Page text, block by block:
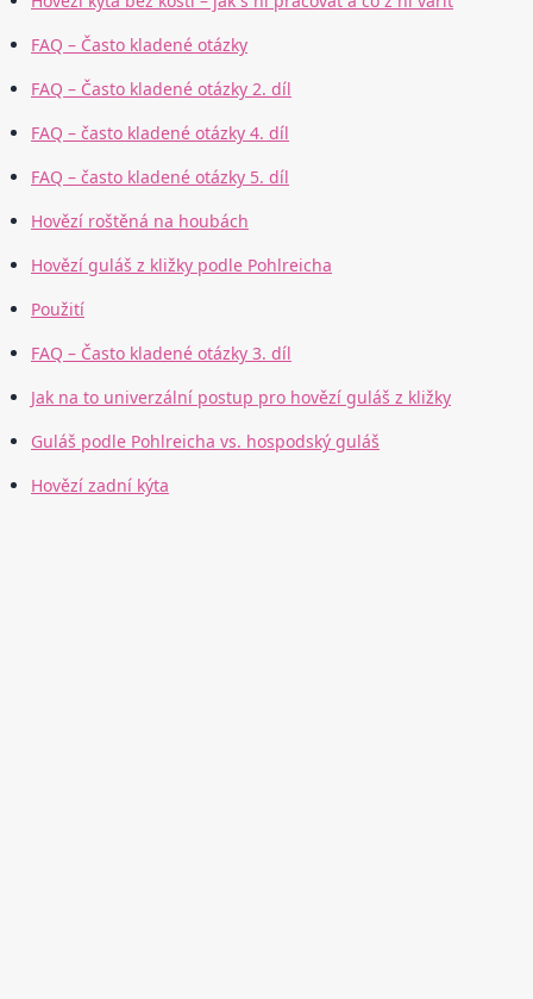
FAQ – Často kladené otázky
FAQ – Často kladené otázky 2. díl
FAQ – často kladené otázky 4. díl
FAQ – často kladené otázky 5. díl
Hovězí roštěná na houbách
Hovězí guláš z kližky podle Pohlreicha
Použití
FAQ – Často kladené otázky 3. díl
Jak na to univerzální postup pro hovězí guláš z kližky
Guláš podle Pohlreicha vs. hospodský guláš
Hovězí zadní kýta